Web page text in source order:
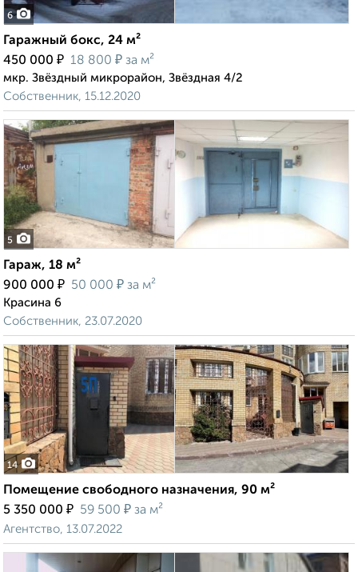
6
Гаражный бокс, 24 м²
450 000 ₽ 18 800 ₽ за м²
мкр. Звёздный микрорайон, Звёздная 4/2
Собственник, 15.12.2020
5
Гараж, 18 м²
900 000 ₽ 50 000 ₽ за м²
Красина 6
Собственник, 23.07.2020
14
Помещение свободного назначения, 90 м²
5 350 000 ₽ 59 500 ₽ за м²
Агентство, 13.07.2022